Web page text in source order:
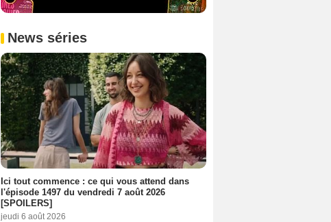
News séries
Ici tout commence : ce qui vous attend dans
l'épisode 1497 du vendredi 7 août 2026
[SPOILERS]
jeudi 6 août 2026